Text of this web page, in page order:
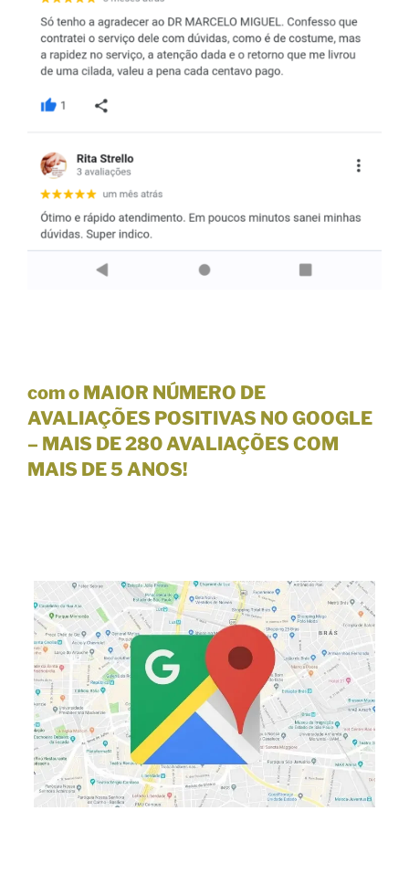
com o MAIOR NÚMERO DE
AVALIAÇÕES POSITIVAS NO GOOGLE
– MAIS DE 280 AVALIAÇÕES COM
MAIS DE 5 ANOS!